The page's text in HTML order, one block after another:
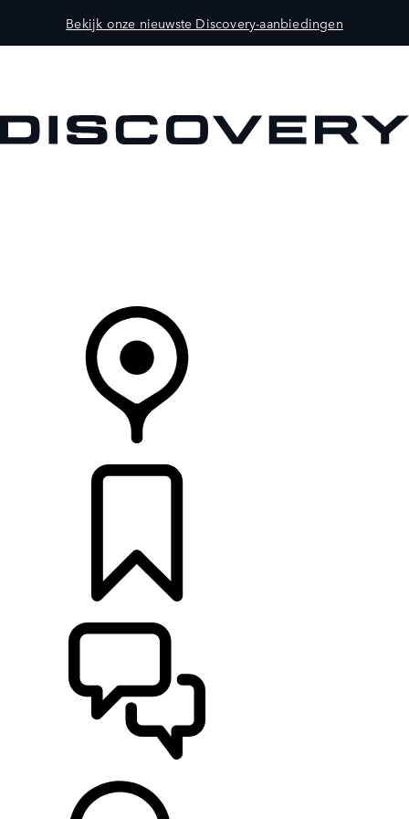
Bekijk onze nieuwste Discovery-aanbiedingen